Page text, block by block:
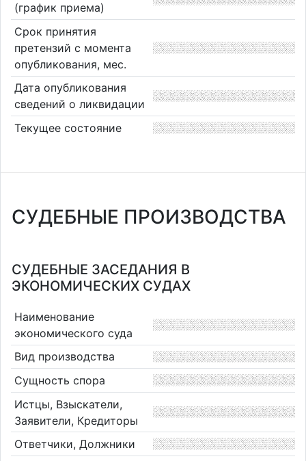
(график приема)
Срок принятия
претензий с момента
опубликования, мес.
Дата опубликования
сведений о ликвидации
Текущее состояние
СУДЕБНЫЕ ПРОИЗВОДСТВА
СУДЕБНЫЕ ЗАСЕДАНИЯ В
ЭКОНОМИЧЕСКИХ СУДАХ
Наименование
экономического суда
Вид производства
Сущность спора
Истцы, Взыскатели,
Заявители, Кредиторы
Ответчики, Должники